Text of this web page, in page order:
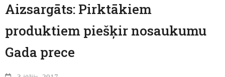
Aizsargāts: Pirktākiem
produktiem piešķir nosaukumu
Gada prece